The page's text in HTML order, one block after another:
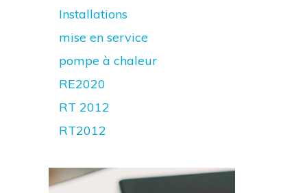
Installations
mise en service
pompe à chaleur
RE2020
RT 2012
RT2012